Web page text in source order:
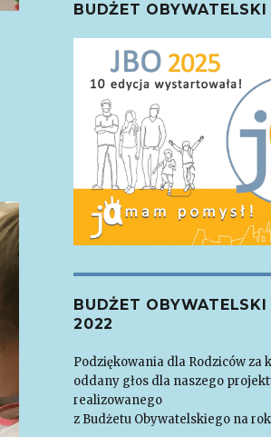
BUDŻET
BUDŻET OBYWATELSKI
2022
Podziękowania dla Rodziców za
oddany głos dla naszego
realizowanego
z Budżetu Obywatelskiego na